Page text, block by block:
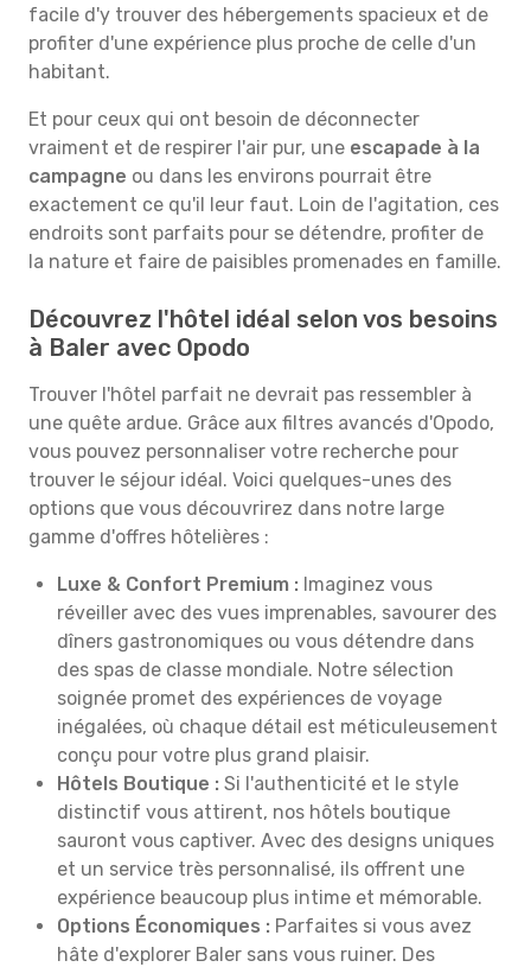
facile d'y trouver des hébergements spacieux et de
profiter d'une expérience plus proche de celle d'un
habitant.
Et pour ceux qui ont besoin de déconnecter
vraiment et de respirer l'air pur, une escapade à la
campagne ou dans les environs pourrait être
exactement ce qu'il leur faut. Loin de l'agitation, ces
endroits sont parfaits pour se détendre, profiter de
la nature et faire de paisibles promenades en famille.
Découvrez l'hôtel idéal selon vos besoins
à Baler avec Opodo
Trouver l'hôtel parfait ne devrait pas ressembler à
une quête ardue. Grâce aux filtres avancés d'Opodo,
vous pouvez personnaliser votre recherche pour
trouver le séjour idéal. Voici quelques-unes des
options que vous découvrirez dans notre large
gamme d'offres hôtelières :
Luxe & Confort Premium : Imaginez vous
réveiller avec des vues imprenables, savourer des
dîners gastronomiques ou vous détendre dans
des spas de classe mondiale. Notre sélection
soignée promet des expériences de voyage
inégalées, où chaque détail est méticuleusement
conçu pour votre plus grand plaisir.
Hôtels Boutique : Si l'authenticité et le style
distinctif vous attirent, nos hôtels boutique
sauront vous captiver. Avec des designs uniques
et un service très personnalisé, ils offrent une
expérience beaucoup plus intime et mémorable.
Options Économiques : Parfaites si vous avez
hâte d'explorer Baler sans vous ruiner. Des